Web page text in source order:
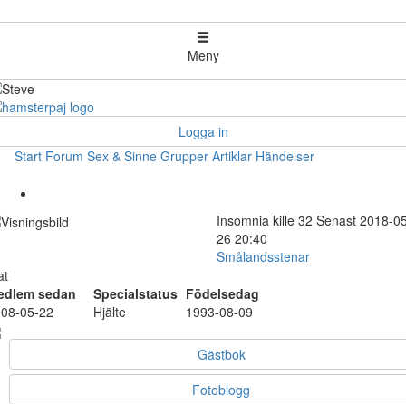
Meny
Logga in
Start Forum Sex & Sinne Grupper Artiklar Händelser
Insomnia kille 32 Senast 2018-
26 20:40
Smålandsstenar
sedan
Specialstatus Födelsedag
05-22
Hjälte 1993-08-09
Gästbok
Fotoblogg